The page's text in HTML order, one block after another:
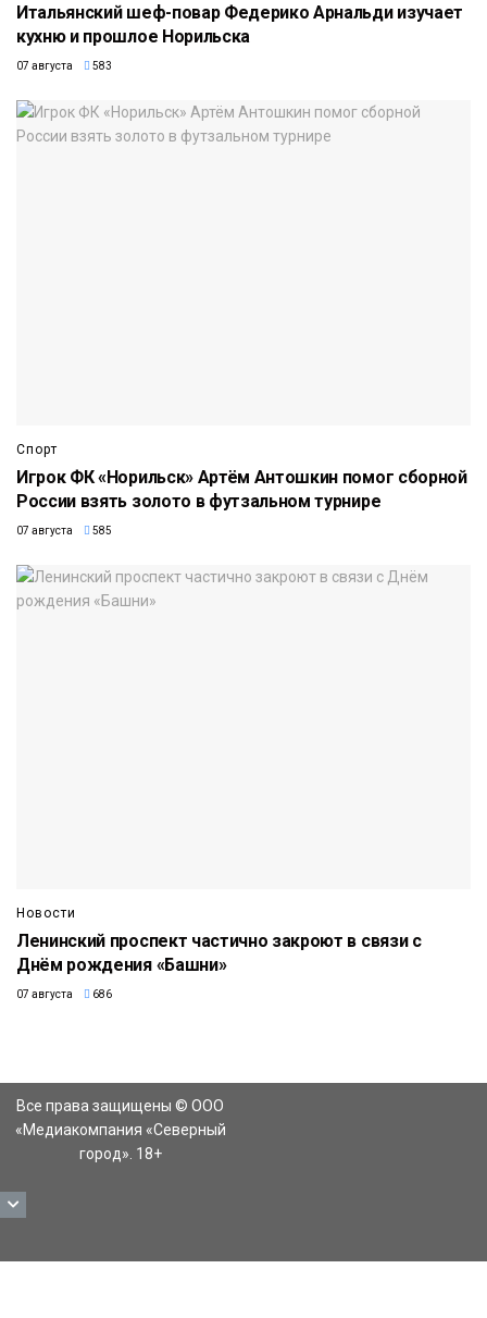
Итальянский шеф-повар Федерико Арнальди изучает
кухню и прошлое Норильска
07 августа 583
Спорт
Игрок ФК «Норильск» Артём Антошкин помог сборной
России взять золото в футзальном турнире
07 августа 585
Новости
Ленинский проспект частично закроют в связи с
Днём рождения «Башни»
07 августа 686
Все права защищены © ООО
«Медиакомпания «Северный
город». 18+